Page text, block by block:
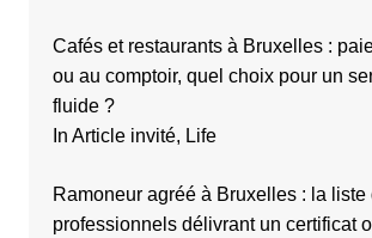
Cafés et restaurants à Bruxelles :
ou au comptoir, quel choix pour un
fluide ?
In Article invité, Life
Ramoneur agréé à Bruxelles : la liste
professionnels délivrant un certificat